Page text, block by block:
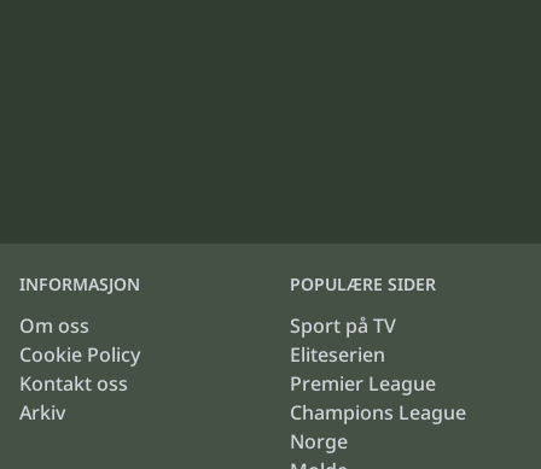
INFORMASJON
Om oss
Cookie Policy
Kontakt oss
Arkiv
POPULÆRE SIDER
Sport på TV
Eliteserien
Premier League
Champions League
Norge